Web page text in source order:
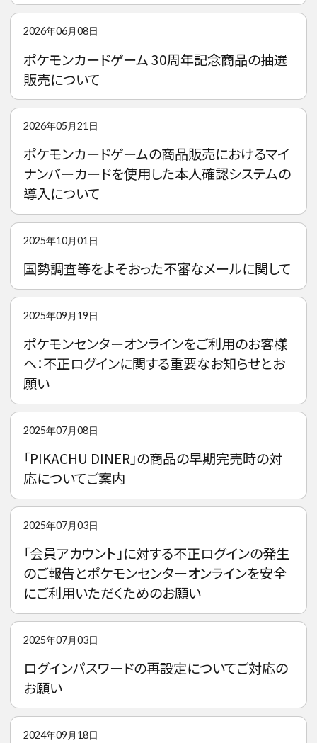
2026年06月08日
ポケモンカードゲーム 30周年記念商品の抽選
販売について
2026年05月21日
ポケモンカードゲームの商品販売におけるマイ
ナンバーカードを使用した本人確認システムの
導入について
2025年10月01日
国勢調査等をよそおった不審なメールに関して
2025年09月19日
ポケモンセンターオンラインをご利用のお客様
へ：不正ログインに関する重要なお知らせとお
願い
2025年07月08日
「PIKACHU DINER」の商品の早期完売時の対
応についてご案内
2025年07月03日
「会員アカウント」に対する不正ログインの発生
のご報告とポケモンセンターオンラインを安全
にご利用いただくためのお願い
2025年07月03日
ログインパスワードの再設定についてご対応の
お願い
2024年09月18日